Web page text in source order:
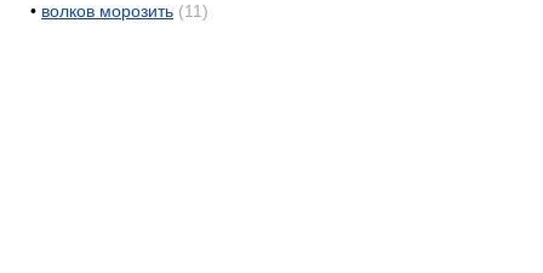
• волков морозить (11)